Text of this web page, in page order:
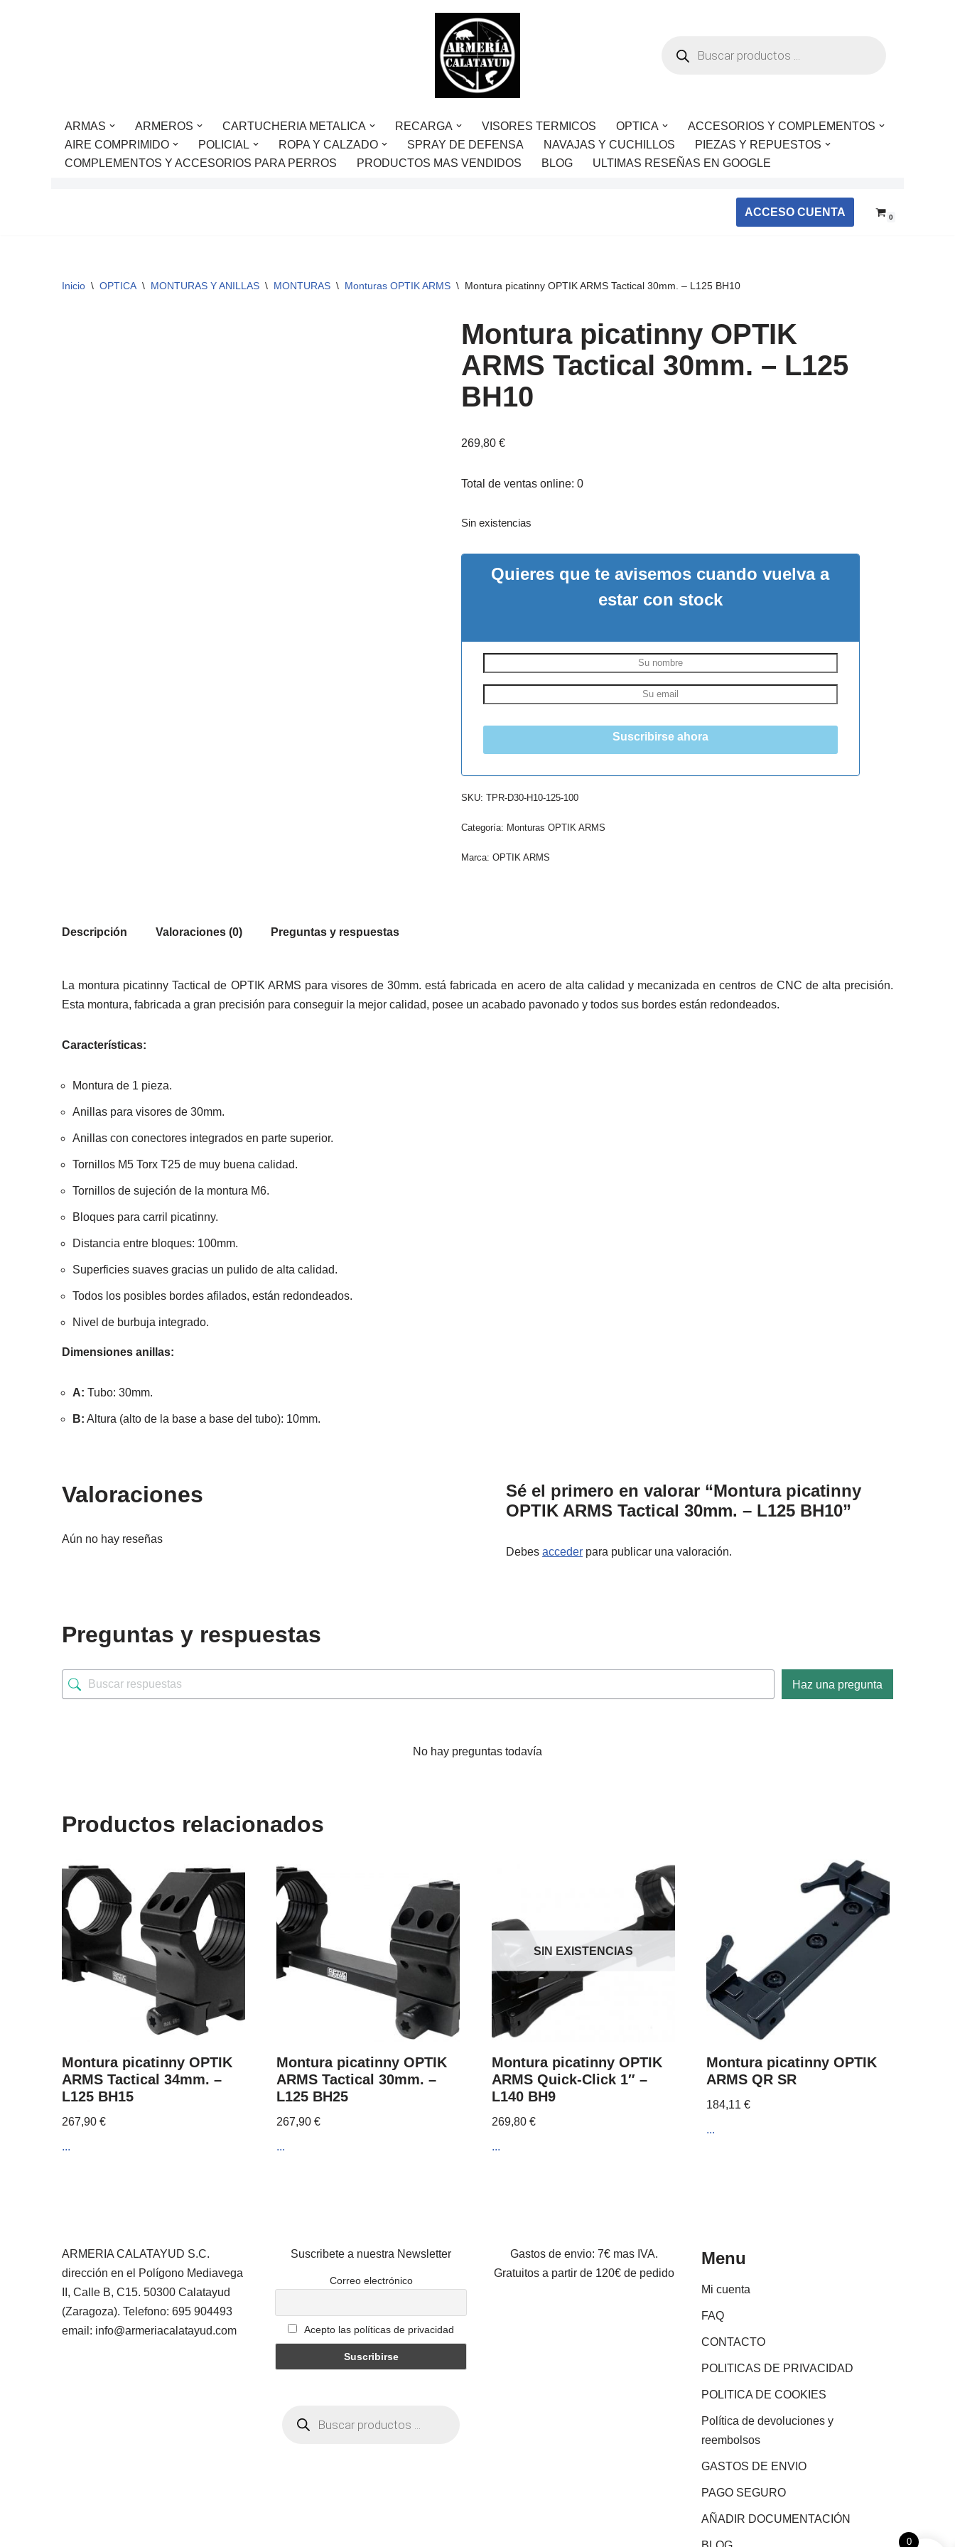
ARMAS ARMEROS CARTUCHERIA METALICA RECARGA VISORES TERMICOS OPTICA
ACCESORIOS Y COMPLEMENTOS
AIRE COMPRIMIDO
POLICIAL ROPA Y CALZADO SPRAY DE DEFENSA NAVAJAS Y CUCHILLOS
PIEZAS Y REPUESTOS
COMPLEMENTOS Y ACCESORIOS PARA PERROS
PRODUCTOS MAS VENDIDOS BLOG ULTIMAS RESEÑAS EN GOOGLE
ACCESO CUENTA 0
Inicio \ OPTICA \ MONTURAS Y ANILLAS \ MONTURAS \ Monturas OPTIK ARMS \ Montura picatinny OPTIK ARMS Tactical 30mm. – L125 BH10
Montura picatinny OPTIK
ARMS Tactical 30mm. – L125
BH10
269,80 €
Total de ventas online: 0
Sin existencias
Quieres que te avisemos cuando vuelva a
estar con stock
Suscribirse ahora
SKU: TPR-D30-H10-125-100
Categoría: Monturas OPTIK ARMS
Marca: OPTIK ARMS
Descripción Valoraciones (0) Preguntas y respuestas
La montura picatinny Tactical de OPTIK ARMS para visores de 30mm. está fabricada en acero de alta calidad y mecanizada en centros de CNC de alta precisión.
Esta montura, fabricada a gran precisión para conseguir la mejor calidad, posee un acabado pavonado y todos sus bordes están redondeados.
Características:
Montura de 1 pieza.
Anillas para visores de 30mm.
Anillas con conectores integrados en parte superior.
Tornillos M5 Torx T25 de muy buena calidad.
Tornillos de sujeción de la montura M6.
Bloques para carril picatinny.
Distancia entre bloques: 100mm.
Superficies suaves gracias un pulido de alta calidad.
Todos los posibles bordes afilados, están redondeados.
Nivel de burbuja integrado.
Dimensiones anillas:
A: Tubo: 30mm.
B: Altura (alto de la base a base del tubo): 10mm.
Valoraciones
Aún no hay reseñas
Sé el primero en valorar “Montura picatinny
OPTIK ARMS Tactical 30mm. – L125 BH10”
Debes acceder para publicar una valoración.
Preguntas y respuestas
Haz una pregunta
No hay preguntas todavía
Productos relacionados
Montura picatinny OPTIK
ARMS Tactical 34mm. –
L125 BH15
267,90 €
...
Montura picatinny OPTIK
ARMS Tactical 30mm. –
L125 BH25
267,90€
...
SIN EXISTENCIAS
Montura picatinny OPTIK
ARMS Quick-Click 1″ –
L140 BH9
269,80 €
...
Montura picatinny OPTIK
ARMS QR SR
184,11€
...
ARMERIA CALATAYUD S.C.
dirección en el Polígono Mediavega
II, Calle B, C15. 50300 Calatayud
(Zaragoza). Telefono: 695 904493
email: info@armeriacalatayud.com
Suscribete a nuestra Newsletter
Correo electrónico
Acepto las políticas de privacidad
Gastos de envio: 7€ mas IVA.
Gratuitos a partir de 120€ de pedido
Menu
Mi cuenta
FAQ
CONTACTO
POLITICAS DE PRIVACIDAD
POLITICA DE COOKIES
Política de devoluciones y
reembolsos
GASTOS DE ENVIO
PAGO SEGURO
AÑADIR DOCUMENTACIÓN
0